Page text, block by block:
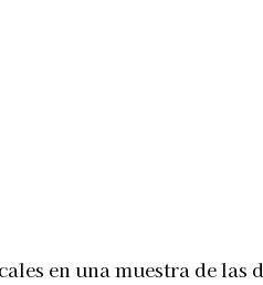
en una muestra de las